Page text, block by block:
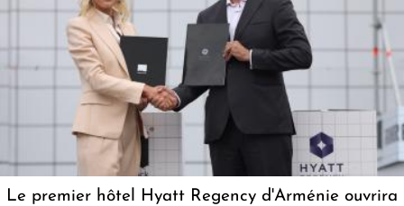
Le premier hôtel Hyatt Regency d'Arménie ouvrira